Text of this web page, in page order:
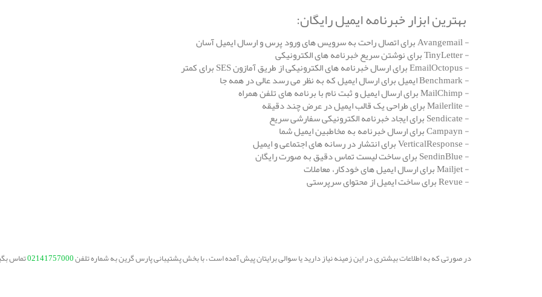
بهترین ابزار خبرنامه ایمیل رایگان:
- Avangemail برای اتصال راحت به سرویس های ورود پرس و ارسال ایمیل آسان
- TinyLetter برای نوشتن سریع خبرنامه های الکترونیکی
- EmailOctopus برای ارسال خبرنامه های الکترونیکی از طریق آمازون SES برای کمتر
- Benchmark ایمیل برای ارسال ایمیل که به نظر می رسد عالی در همه جا
- MailChimp برای ارسال ایمیل و ثبت نام با برنامه های تلفن همراه
- Mailerlite برای طراحی یک قالب ایمیل در عرض چند دقیقه
- Sendicate برای ایجاد خبرنامه الکترونیکی سفارشی سریع
- Campayn برای ارسال خبرنامه به مخاطبین ایمیل شما
- VerticalResponse برای انتشار در رسانه های اجتماعی و ایمیل
- SendinBlue برای ساخت لیست تماس دقیق به صورت رایگان
- Mailjet برای ارسال ایمیل های خودکار، معاملات
- Revue برای ساخت ایمیل از محتوای سرپرستی
در صورتی که به اطلاعات بیشتری در این زمینه نیاز دارید یا سوالی برایتان پیش آمده است ، با بخش پشتیبانی پارس گرین به شماره تلفن02141757000تماس